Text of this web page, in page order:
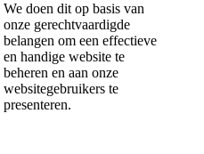
We doen dit op basis van
onze gerechtvaardigde
belangen om een effectieve
en handige website te
beheren en aan onze
websitegebruikers te
presenteren.